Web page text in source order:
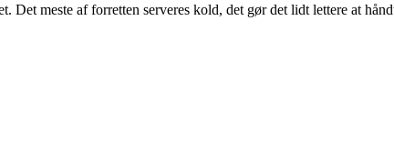
Det meste af forretten serveres kold, det gør det lidt lettere at